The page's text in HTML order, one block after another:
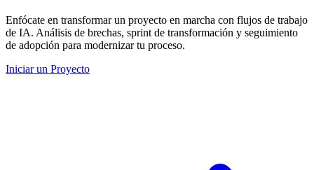
Enfócate en transformar un proyecto en marcha con flujos de trabajo
de IA. Análisis de brechas, sprint de transformación y seguimiento
de adopción para modernizar tu proceso.
Iniciar un Proyecto